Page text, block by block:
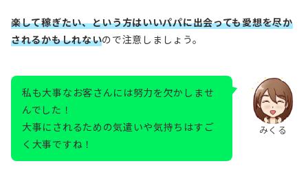
楽して稼ぎたい、という方はいいパパに出会っても愛想を尽か
されるかもしれないので注意しましょう。
みくる
私も大事なお客さんには努力を欠かしませ
んでした！
大事にされるための気遣いや気持ちはすご
く大事ですね！